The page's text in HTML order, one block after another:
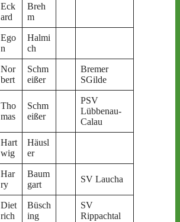
Eck
ard
Breh
m
Ego
n
Halmi
ch
Nor
bert
Schm
eißer
Bremer
SGilde
Tho
mas
Schm
eißer
PSV
Lübbenau-
Calau
Hart
wig
Häusl
er
Har
ry
Baum
gart
SV Laucha
Diet
rich
Büsch
ing
SV
Rippachtal